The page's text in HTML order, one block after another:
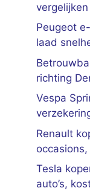
vergelijken
Peugeot
laad
richting
Vespa
Renault
Tesla
auto’s,